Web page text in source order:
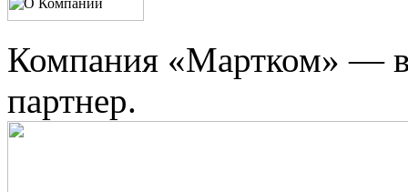
Компания «Мартком» —
партнер.